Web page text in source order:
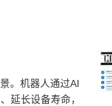
。机器人通过AI
延长设备寿命，